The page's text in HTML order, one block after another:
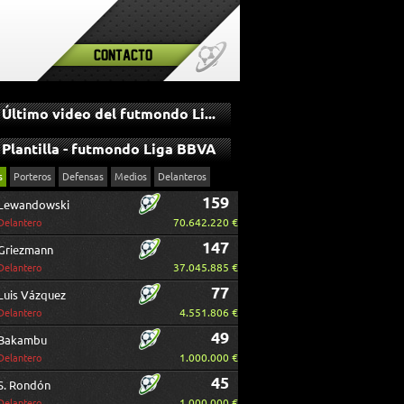
Contacto
Último video del futmondo Liga BBVA
Plantilla - futmondo Liga BBVA
Porteros Defensas Medios Delanteros
159
70.642.220 €
147
37.045.885 €
Vázquez 77
4.551.806 €
49
1.000.000 €
Rondón 45